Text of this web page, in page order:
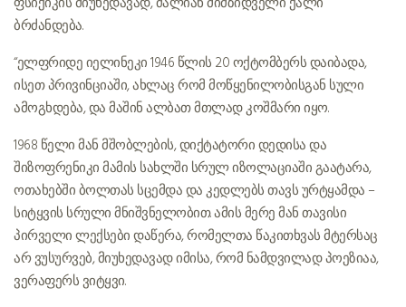
ბრძანდება.
“ელფრიდე იელინეკი 1946 წლის 20 ოქტომბერს დაიბადა,
ისეთ პრივინციაში, ახლაც რომ მოწყენილობისგან სული
ამოგხდება, და მაშინ ალბათ მთლად კოშმარი იყო.
1968 წელი მან მშობლების, დიქტატორი დედისა და
შიზოფრენიკი მამის სახლში სრულ იზოლაციაში გაატარა,
ოთახებში ბოლთას სცემდა და კედლებს თავს ურტყამდა –
სიტყვის სრული მნიშვნელობით. ამის მერე მან თავისი
პირველი ლექსები დაწერა, რომელთა წაკითხვას მტერსაც
არ ვუსურვებ, მიუხედავად იმისა, რომ ნამდვილად პოეზიაა,
ვერაფერს ვიტყვი.